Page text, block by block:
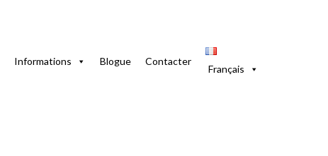
Informations Blogue Contacter
Français